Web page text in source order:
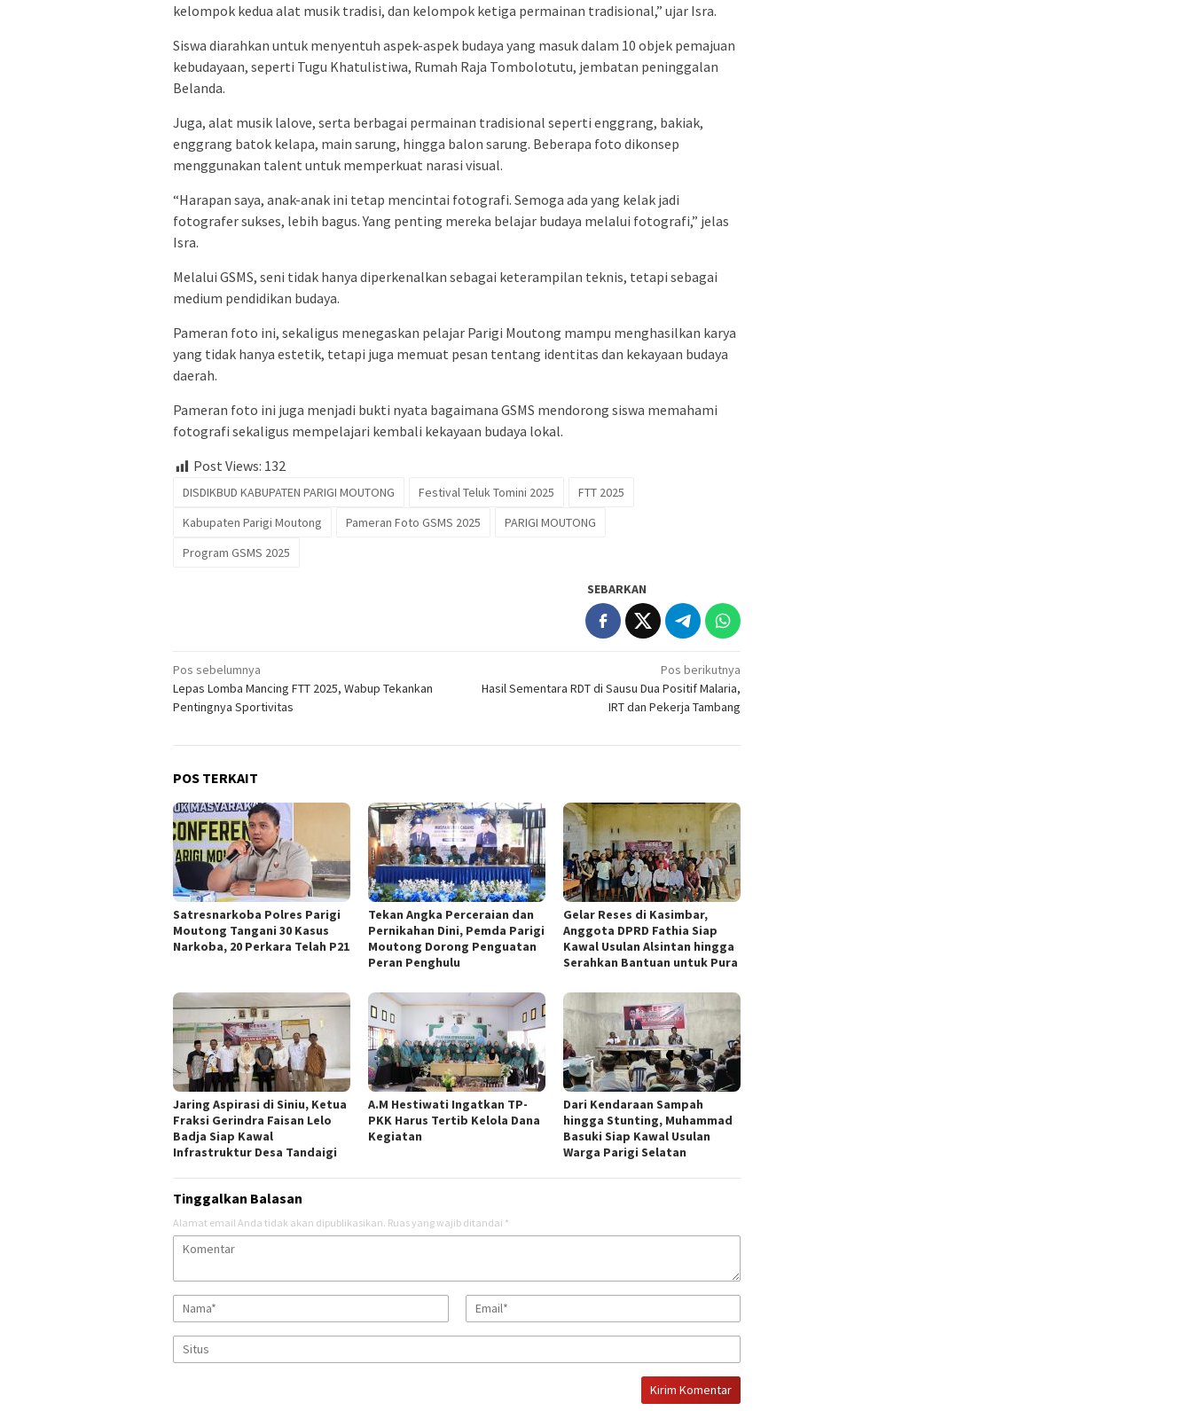
kelompok kedua alat musik tradisi, dan kelompok ketiga permainan tradisional,” ujar Isra.
Siswa diarahkan untuk menyentuh aspek-aspek budaya yang masuk dalam 10 objek pemajuan
kebudayaan, seperti Tugu Khatulistiwa, Rumah Raja Tombolotutu, jembatan peninggalan
Belanda.
Juga, alat musik lalove, serta berbagai permainan tradisional seperti enggrang, bakiak,
enggrang batok kelapa, main sarung, hingga balon sarung. Beberapa foto dikonsep
menggunakan talent untuk memperkuat narasi visual.
“Harapan saya, anak-anak ini tetap mencintai fotografi. Semoga ada yang kelak jadi
fotografer sukses, lebih bagus. Yang penting mereka belajar budaya melalui fotografi,” jelas
Isra.
Melalui GSMS, seni tidak hanya diperkenalkan sebagai keterampilan teknis, tetapi sebagai
medium pendidikan budaya.
Pameran foto ini, sekaligus menegaskan pelajar Parigi Moutong mampu menghasilkan karya
yang tidak hanya estetik, tetapi juga memuat pesan tentang identitas dan kekayaan budaya
daerah.
Pameran foto ini juga menjadi bukti nyata bagaimana GSMS mendorong siswa memahami
fotografi sekaligus mempelajari kembali kekayaan budaya lokal.
Post Views: 132
DISDIKBUD KABUPATEN PARIGI MOUTONG Festival Teluk Tomini 2025
FTT 2025
Kabupaten Parigi Moutong
Pameran Foto GSMS 2025
PARIGI MOUTONG
Program GSMS 2025
SEBARKAN
Navigasi
pos
Pos sebelumnya
Lepas Lomba Mancing FTT 2025, Wabup Tekankan
Pentingnya Sportivitas
Pos berikutnya
Hasil Sementara RDT di Sausu Dua Positif Malaria,
IRT dan Pekerja Tambang
POS TERKAIT
Satresnarkoba Polres Parigi
Moutong Tangani 30 Kasus
Narkoba, 20 Perkara Telah P21
Tekan Angka Perceraian dan
Pernikahan Dini, Pemda Parigi
Moutong Dorong Penguatan
Peran Penghulu
Gelar Reses di Kasimbar,
Anggota DPRD Fathia Siap
Kawal Usulan Alsintan hingga
Serahkan Bantuan untuk Pura
Jaring Aspirasi di Siniu, Ketua
Fraksi Gerindra Faisan Lelo
Badja Siap Kawal
Infrastruktur Desa Tandaigi
A.M Hestiwati Ingatkan TP-
PKK Harus Tertib Kelola Dana
Kegiatan
Dari Kendaraan Sampah
hingga Stunting, Muhammad
Basuki Siap Kawal Usulan
Warga Parigi Selatan
Tinggalkan Balasan
Alamat email Anda tidak akan dipublikasikan. Ruas yang wajib ditandai *